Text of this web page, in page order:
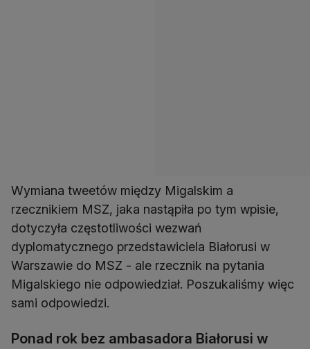
Wymiana tweetów między Migalskim a
rzecznikiem MSZ, jaka nastąpiła po tym wpisie,
dotyczyła częstotliwości wezwań
dyplomatycznego przedstawiciela Białorusi w
Warszawie do MSZ - ale rzecznik na pytania
Migalskiego nie odpowiedział. Poszukaliśmy więc
sami odpowiedzi.
Ponad rok bez ambasadora Białorusi w